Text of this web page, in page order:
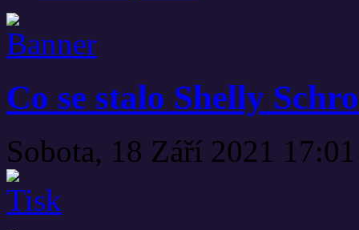
Co se stalo Shelly
Sobota, 18 Září 2021